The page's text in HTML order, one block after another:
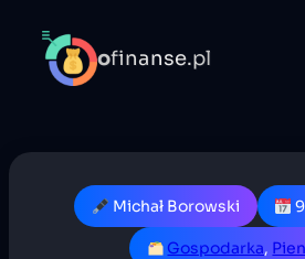
ofinanse.pl
Michał Borowski
Gospodarka,